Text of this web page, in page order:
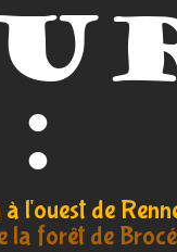
l'ouest de
la forêt de